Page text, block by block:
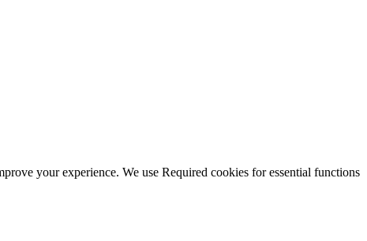
your experience. We use Required cookies for essential functions